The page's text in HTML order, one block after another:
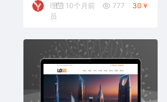
理
员
10个月前 777 30￥